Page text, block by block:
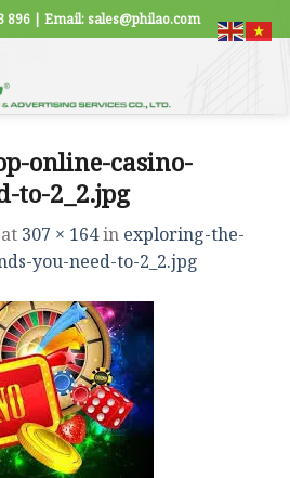
896 | Email: sales@philao.com
online-casino-
to-2_2.jpg
at 307 × 164in exploring-the-
you-need-to-2_2.jpg